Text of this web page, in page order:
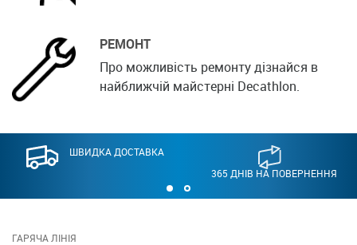
РЕМОНТ
Про можливість ремонту дізнайся в
найближчій майстерні Decathlon.
ШВИДКА ДОСТАВКА
365 ДНІВ НА ПОВЕРНЕННЯ
ГАРЯЧА ЛІНІЯ